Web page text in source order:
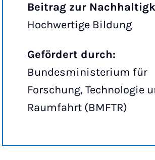
Beitrag zur
Hochwertige Bildung
Gefördert durch:
Bundesministerium für
Forschung, Technologie
Raumfahrt (BMFTR)